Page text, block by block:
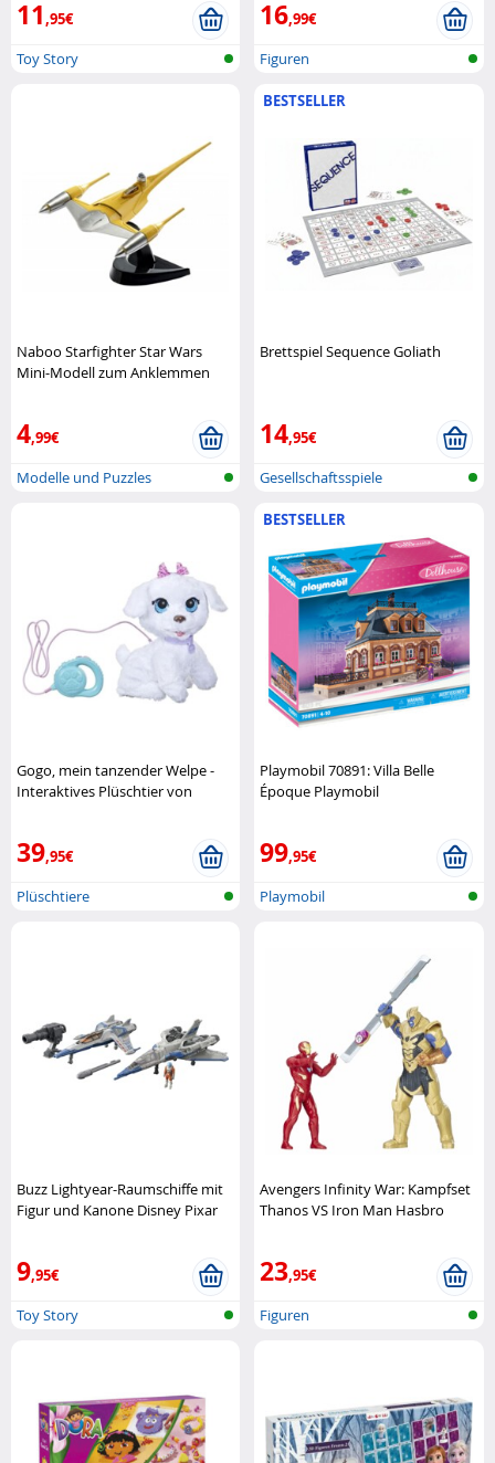
11,95€
Toy Story
16,99€
Figuren
Naboo Starfighter Star Wars
Mini-Modell zum Anklemmen
4,99€
Modelle und Puzzles
BESTSELLER
Brettspiel Sequence Goliath
14,95€
Gesellschaftsspiele
Gogo, mein tanzender Welpe -
Interaktives Plüschtier von
39,95€
Plüschtiere
BESTSELLER
Playmobil 70891: Villa Belle
Époque Playmobil
99,95€
Playmobil
Buzz Lightyear-Raumschiffe mit
Figur und Kanone Disney Pixar
9,95€
Toy Story
Avengers Infinity War: Kampfset
Thanos VS Iron Man Hasbro
23,95€
Figuren